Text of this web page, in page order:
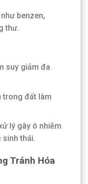
benzen,
thư.
suy giảm đa
trong đất làm
lý gây ô nhiễm
sinh thái.
Tránh Hóa